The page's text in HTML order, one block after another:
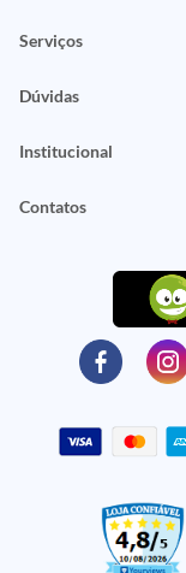
Serviços
Dúvidas
Institucional
Contatos